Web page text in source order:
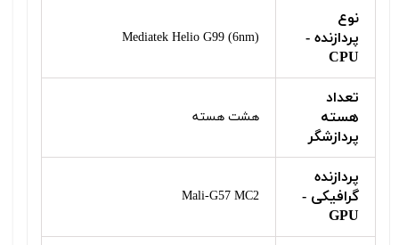
نوع
پردازنده -
CPU
Mediatek Helio G99 (6nm)
تعداد
هسته
پردازشگر
هشت هسته
پردازنده
گرافیکی -
GPU
Mali-G57 MC2